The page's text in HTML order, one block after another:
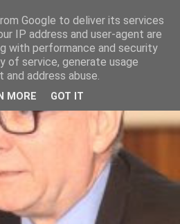
Google to deliver its services
IP address and user-agent are
with performance and security
of service, generate usage
address abuse.
MORE GOT IT